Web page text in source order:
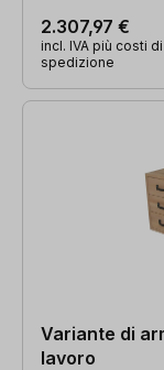
2.307,97 €
incl. IVA più costi di
spedizione
Variante di
lavoro